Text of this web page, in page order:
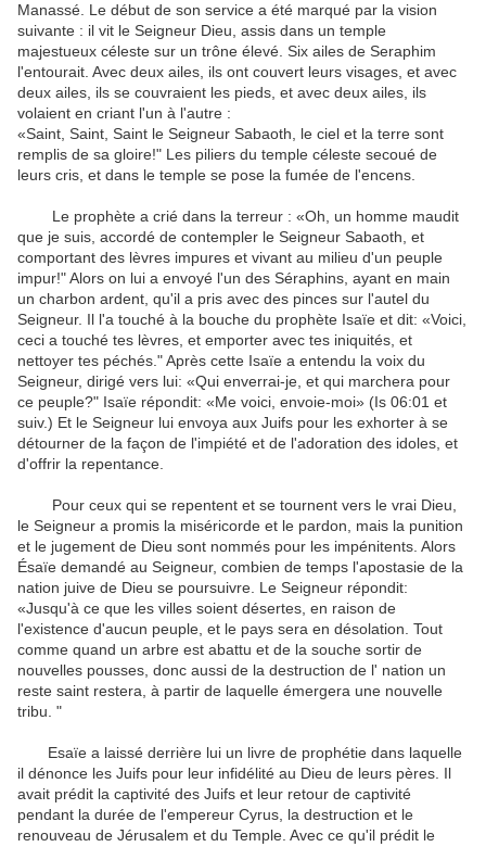
Manassé. Le début de son service a été marqué par la vision
suivante : il vit le Seigneur Dieu, assis dans un temple
majestueux céleste sur un trône élevé. Six ailes de Seraphim
l'entourait. Avec deux ailes, ils ont couvert leurs visages, et avec
deux ailes, ils se couvraient les pieds, et avec deux ailes, ils
volaient en criant l'un à l'autre :
«Saint, Saint, Saint le Seigneur Sabaoth, le ciel et la terre sont
remplis de sa gloire!" Les piliers du temple céleste secoué de
leurs cris, et dans le temple se pose la fumée de l'encens.
Le prophète a crié dans la terreur : «Oh, un homme maudit
que je suis, accordé de contempler le Seigneur Sabaoth, et
comportant des lèvres impures et vivant au milieu d'un peuple
impur!"Alors on lui a envoyé l'un des Séraphins, ayant en main
un charbon ardent, qu'il a pris avec des pinces sur l'autel du
Seigneur. Il l'a touché à la bouche du prophète Isaïe et dit: «Voici,
ceci a touché tes lèvres, et emporter avec tes iniquités, et
nettoyer tes péchés."Après cette Isaïe a entendu la voix du
Seigneur, dirigé vers lui: «Qui enverrai-je, et qui marchera pour
ce peuple?" Isaïe répondit: «Me voici, envoie-moi» (Is 06:01 et
suiv.) Et le Seigneur lui envoya aux Juifs pour les exhorter à se
détourner de la façon de l'impiété et de l'adoration des idoles, et
d'offrir la repentance.
Pour ceux qui se repentent et se tournent vers le vrai Dieu,
le Seigneur a promis la miséricorde et le pardon, mais la punition
et le jugement de Dieu sont nommés pour les impénitents. Alors
Ésaïe demandé au Seigneur, combien de temps l'apostasie de la
nation juive de Dieu se poursuivre. Le Seigneur répondit:
«Jusqu'à ce que les villes soient désertes, en raison de
l'existence d'aucun peuple, et le pays sera en désolation. Tout
comme quand un arbre est abattu et de la souche sortir de
nouvelles pousses, donc aussi de la destruction de l' nation un
reste saint restera, à partir de laquelle émergera une nouvelle
tribu. "
Esaïe a laissé derrière lui un livre de prophétie dans laquelle
il dénonce les Juifs pour leur infidélité au Dieu de leurs pères. Il
avait prédit la captivité des Juifs et leur retour de captivité
pendant la durée de l'empereur Cyrus, la destruction et le
renouveau de Jérusalem et du Temple. Avec ce qu'il prédit le